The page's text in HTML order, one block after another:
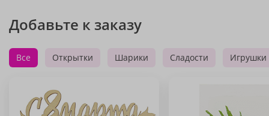
Добавьте к заказу
Все Открытки Шарики Сладости Игрушки